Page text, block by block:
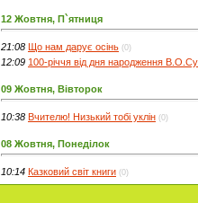
12 Жовтня, П`ятниця
21:08 Що нам дарує осінь (0)
12:09 100-річчя від дня народження
09 Жовтня, Вівторок
10:38 Вчителю! Низький тобі уклін (0)
08 Жовтня, Понеділок
10:14 Казковий світ книги (0)